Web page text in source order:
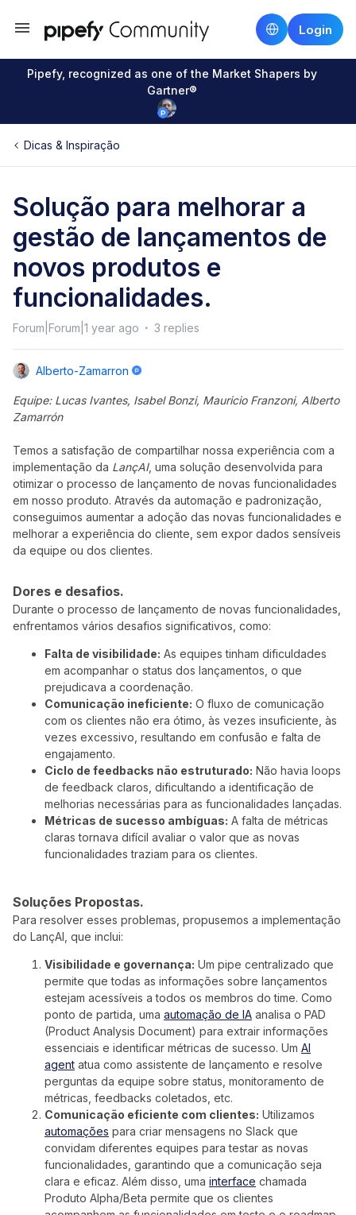
Login
Pipefy, recognized as one of the Market Shapers by
Gartner®
Dicas & Inspiração
Solução para melhorar a
gestão de lançamentos de
novos produtos e
funcionalidades.
Forum|Forum|1 year ago 3 replies
Alberto-Zamarron
Equipe: Lucas Ivantes, Isabel Bonzi, Mauricio Franzoni, Alberto
Zamarrón
Temos a satisfação de compartilhar nossa experiência com a
implementação da LançAI, uma solução desenvolvida para
otimizar o processo de lançamento de novas funcionalidades
em nosso produto. Através da automação e padronização,
conseguimos aumentar a adoção das novas funcionalidades e
melhorar a experiência do cliente, sem expor dados sensíveis
da equipe ou dos clientes.
Dores e desafios.
Durante o processo de lançamento de novas funcionalidades,
enfrentamos vários desafios significativos, como:
Falta de visibilidade: As equipes tinham dificuldades
em acompanhar o status dos lançamentos, o que
prejudicava a coordenação.
Comunicação ineficiente: O fluxo de comunicação
com os clientes não era ótimo, às vezes insuficiente, às
vezes excessivo, resultando em confusão e falta de
engajamento.
Ciclo de feedbacks não estruturado: Não havia loops
de feedback claros, dificultando a identificação de
melhorias necessárias para as funcionalidades lançadas.
Métricas de sucesso ambíguas: A falta de métricas
claras tornava difícil avaliar o valor que as novas
funcionalidades traziam para os clientes.
Soluções Propostas.
Para resolver esses problemas, propusemos a implementação
do LançAI, que inclui:
Visibilidade e governança: Um pipe centralizado que
permite que todas as informações sobre lançamentos
estejam acessíveis a todos os membros do time. Como
ponto de partida, uma automação de IA analisa o PAD
(Product Analysis Document) para extrair informações
essenciais e identificar métricas de sucesso. Um AI
agent atua como assistente de lançamento e resolve
perguntas da equipe sobre status, monitoramento de
métricas, feedbacks coletados, etc.
Comunicação eficiente com clientes: Utilizamos
automações para criar mensagens no Slack que
convidam diferentes equipes para testar as novas
funcionalidades, garantindo que a comunicação seja
clara e eficaz. Além disso, uma interface chamada
Produto Alpha/Beta permite que os clientes